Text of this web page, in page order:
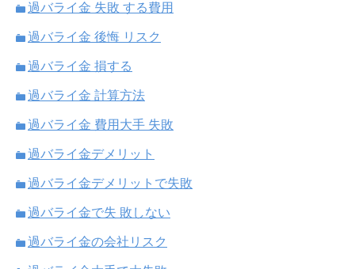
過バライ金 失敗 する費用
過バライ金 後悔 リスク
過バライ金 損する
過バライ金 計算方法
過バライ金 費用大手 失敗
過バライ金デメリット
過バライ金デメリットで失敗
過バライ金で失 敗しない
過バライ金の会社リスク